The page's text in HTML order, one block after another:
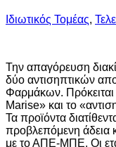
Ιδιωτικός Τομέας,
Την απαγόρευση
δύο αντισηπτικών
Φαρμάκων. Πρόκειται
Μarise» και το
Τα προϊόντα
προβλεπόμενη
με το ΑΠΕ-ΜΠΕ. Οι